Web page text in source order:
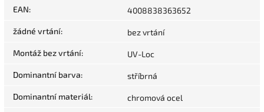
EAN: 4008838363652
žádné vrtání: bez vrtání
Montáž bez vrtání: UV-Loc
Dominantní barva: stříbrná
Dominantní materiál: chromová ocel